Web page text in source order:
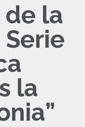
de la
la